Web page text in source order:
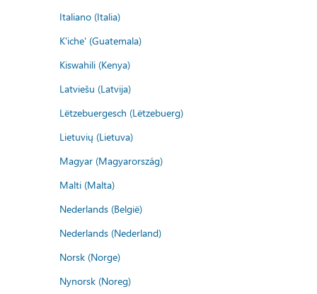
Italiano (Italia)
K'iche' (Guatemala)
Kiswahili (Kenya)
Latviešu (Latvija)
Lëtzebuergesch (Lëtzebuerg)
Lietuvių (Lietuva)
Magyar (Magyarország)
Malti (Malta)
Nederlands (België)
Nederlands (Nederland)
Norsk (Norge)
Nynorsk (Noreg)